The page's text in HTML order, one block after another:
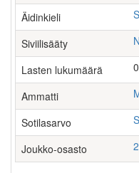
Äidinkieli
Siviilisääty
Lasten lukumäärä
Ammatti
Sotilasarvo
Joukko-osasto